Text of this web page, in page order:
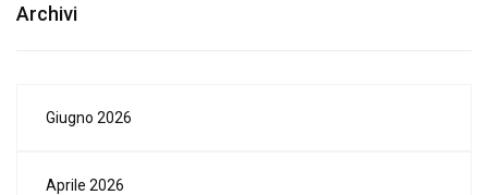
Archivi
Giugno 2026
Aprile 2026